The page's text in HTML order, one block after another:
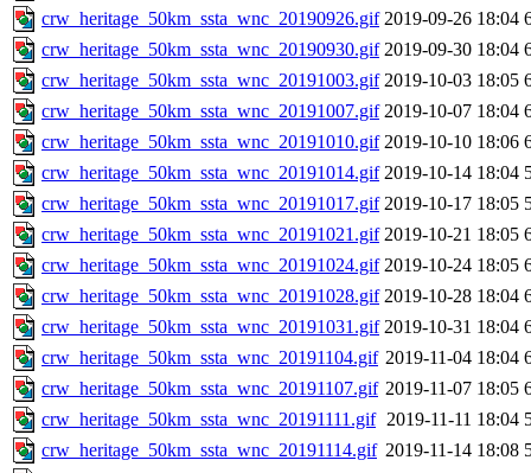
crw_heritage_50km_ssta_wnc_20190926.gif 2019-09-26 18:04
crw_heritage_50km_ssta_wnc_20190930.gif 2019-09-30 18:04
crw_heritage_50km_ssta_wnc_20191003.gif 2019-10-03 18:05
crw_heritage_50km_ssta_wnc_20191007.gif 2019-10-07 18:04
crw_heritage_50km_ssta_wnc_20191010.gif 2019-10-10 18:06
crw_heritage_50km_ssta_wnc_20191014.gif 2019-10-14 18:04
crw_heritage_50km_ssta_wnc_20191017.gif 2019-10-17 18:05
crw_heritage_50km_ssta_wnc_20191021.gif 2019-10-21 18:05
crw_heritage_50km_ssta_wnc_20191024.gif 2019-10-24 18:05
crw_heritage_50km_ssta_wnc_20191028.gif 2019-10-28 18:04
crw_heritage_50km_ssta_wnc_20191031.gif 2019-10-31 18:04
crw_heritage_50km_ssta_wnc_20191104.gif 2019-11-04 18:04
crw_heritage_50km_ssta_wnc_20191107.gif 2019-11-07 18:05
crw_heritage_50km_ssta_wnc_20191111.gif 2019-11-11 18:04
crw_heritage_50km_ssta_wnc_20191114.gif 2019-11-14 18:08